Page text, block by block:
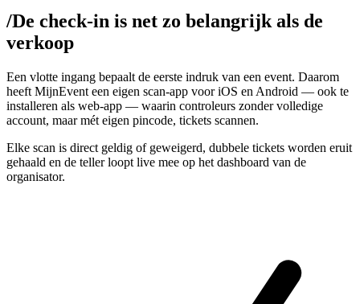
/De check-in is net zo belangrijk als de
verkoop
Een vlotte ingang bepaalt de eerste indruk van een event. Daarom
heeft MijnEvent een eigen scan-app voor iOS en Android — ook te
installeren als web-app — waarin controleurs zonder volledige
account, maar mét eigen pincode, tickets scannen.
Elke scan is direct geldig of geweigerd, dubbele tickets worden eruit
gehaald en de teller loopt live mee op het dashboard van de
organisator.